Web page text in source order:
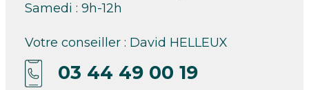
Samedi : 9h-12h
Votre conseiller : David HELLEUX
03 44 49 00 19